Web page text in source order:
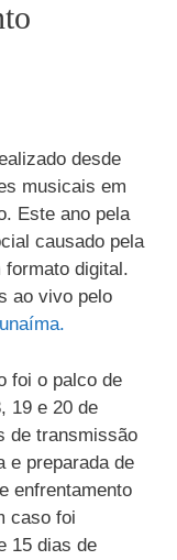
desde
musicais em
Este ano pela
causado pela
formato digital.
ao vivo pelo
foi o palco de
19 e 20 de
de transmissão
e preparada de
enfrentamento
caso foi
15 dias de